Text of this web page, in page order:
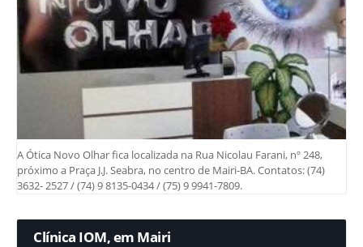
A Ótica Novo Olhar fica localizada na Rua Nicolau Farani, nº 248,
próximo a Praça J.J. Seabra, no centro de Mairi-BA. Contatos: (74)
3632- 2527 / (74) 9 8135-0434 / (75) 9 9941-7809.
Clínica IOM, em Mairi